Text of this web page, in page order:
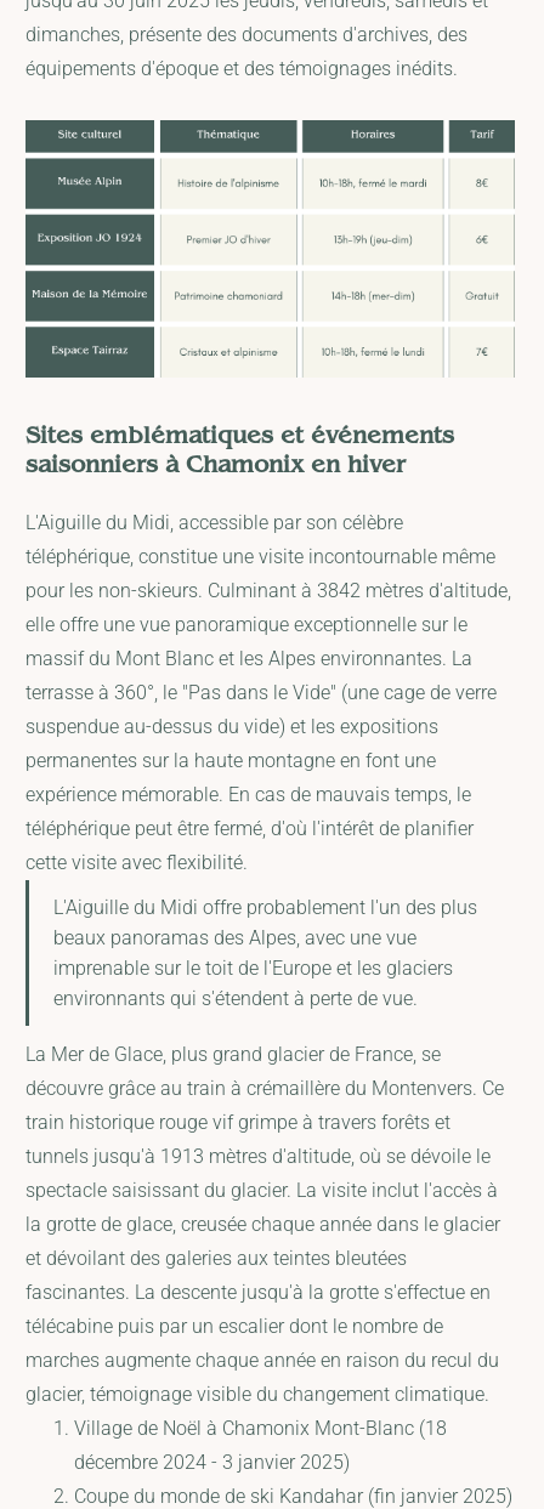
dimanches, présente des documents d'archives, des
équipements d'époque et des témoignages inédits.
Sites emblématiques et événements
saisonniers à Chamonix en hiver
L'Aiguille du Midi, accessible par son célèbre
téléphérique, constitue une visite incontournable même
pour les non-skieurs. Culminant à 3842 mètres d'altitude,
elle offre une vue panoramique exceptionnelle sur le
massif du Mont Blanc et les Alpes environnantes. La
terrasse à 360°, le "Pas dans le Vide" (une cage de verre
suspendue au-dessus du vide) et les expositions
permanentes sur la haute montagne en font une
expérience mémorable. En cas de mauvais temps, le
téléphérique peut être fermé, d'où l'intérêt de planifier
cette visite avec flexibilité.
L'Aiguille du Midi offre probablement l'un des plus
beaux panoramas des Alpes, avec une vue
imprenable sur le toit de l'Europe et les glaciers
environnants qui s'étendent à perte de vue.
La Mer de Glace, plus grand glacier de France, se
découvre grâce au train à crémaillère du Montenvers. Ce
train historique rouge vif grimpe à travers forêts et
tunnels jusqu'à 1913 mètres d'altitude, où se dévoile le
spectacle saisissant du glacier. La visite inclut l'accès à
la grotte de glace, creusée chaque année dans le glacier
et dévoilant des galeries aux teintes bleutées
fascinantes. La descente jusqu'à la grotte s'effectue en
télécabine puis par un escalier dont le nombre de
marches augmente chaque année en raison du recul du
glacier, témoignage visible du changement climatique.
Village de Noël à Chamonix Mont-Blanc (18
décembre 2024 - 3 janvier 2025)
Coupe du monde de ski Kandahar (fin janvier 2025)